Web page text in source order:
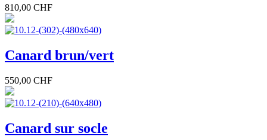
810,00 CHF
Canard brun/vert
550,00 CHF
Canard sur socle